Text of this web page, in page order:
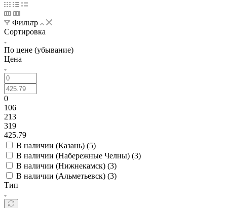
Фильтр
Сортировка
По цене (убывание)
Цена
0
106
213
319
425.79
В наличии (Казань) (5)
В наличии (Набережные Челны) (3)
В наличии (Нижнекамск) (3)
В наличии (Альметьевск) (3)
Тип